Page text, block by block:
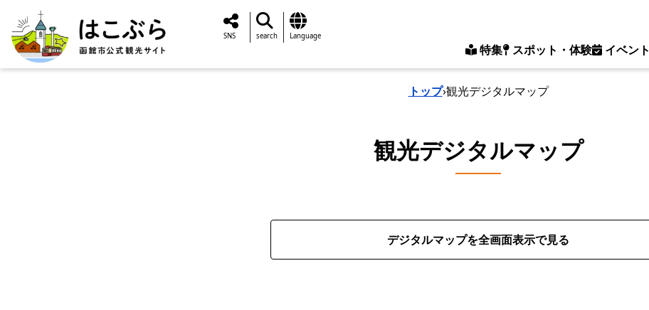
特集 スポット・体験 イベント
SNS search Language
トップ›観光デジタルマップ
観光デジタルマップ
デジタルマップを全画面表示で見る